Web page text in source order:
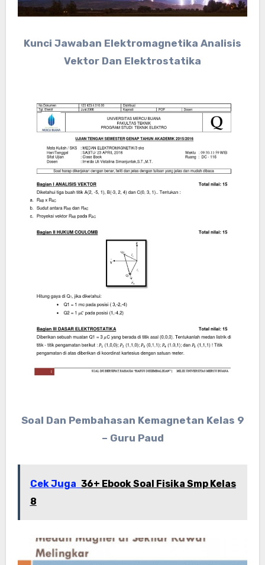
Kunci Jawaban Elektromagnetika Analisis
Vektor Dan Elektrostatika
Soal Dan Pembahasan Kemagnetan Kelas 9
– Guru Paud
Cek Juga 36+ Ebook Soal Fisika Smp Kelas
8